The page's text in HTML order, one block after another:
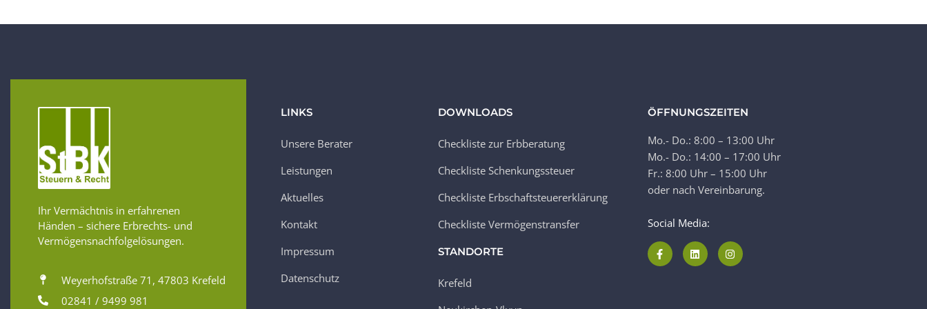
Ihr Vermächtnis in erfahrenen
Händen – sichere Erbrechts- und
Vermögensnachfolgelösungen.
Weyerhofstraße 71, 47803 Krefeld
02841 / 9499 981
LINKS
Unsere Berater
Leistungen
Aktuelles
Kontakt
Impressum
Datenschutz
DOWNLOADS
Checkliste zur Erbberatung
Checkliste Schenkungssteuer
Checkliste Erbschaftsteuererklärung
Checkliste Vermögenstransfer
STANDORTE
Krefeld
ÖFFNUNGSZEITEN
Mo.- Do.: 8:00 – 13:00 Uhr
Mo.- Do.: 14:00 – 17:00 Uhr
Fr.: 8:00 Uhr – 15:00 Uhr
oder nach Vereinbarung.
Social Media: